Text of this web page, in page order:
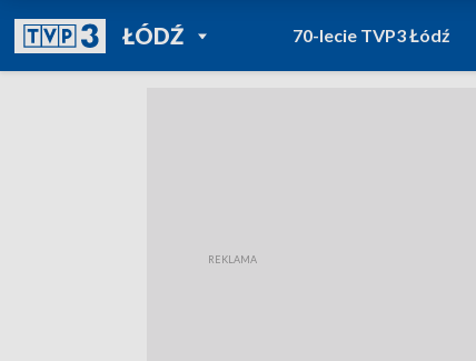
ŁÓDŹPOWRÓT DO
TVP REGIONY
70-lecie TVP3 Łódź